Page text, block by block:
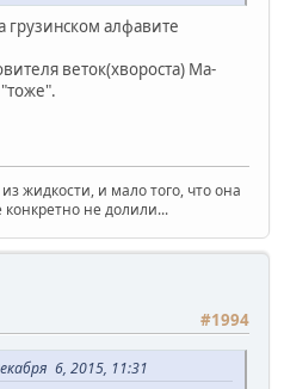
грузинском алфавите
веток(хвороста) Ма-
жидкости, и мало того, что она
не долили...
#1994
6, 2015, 11:31